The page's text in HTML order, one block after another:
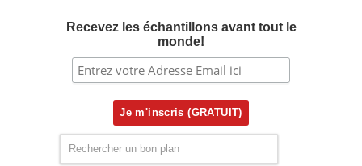
Recevez les échantillons avant tout le
monde!